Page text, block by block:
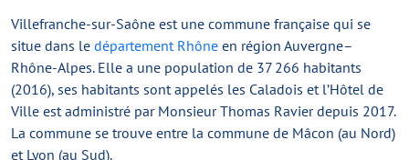
Villefranche-sur-Saône est une commune française qui se
situe dans le département Rhône en région Auvergne–
Rhône-Alpes. Elle a une population de 37 266 habitants
(2016), ses habitants sont appelés les Caladois et l’Hôtel de
Ville est administré par Monsieur Thomas Ravier depuis 2017.
La commune se trouve entre la commune de Mâcon (au Nord)
et Lyon (au Sud).